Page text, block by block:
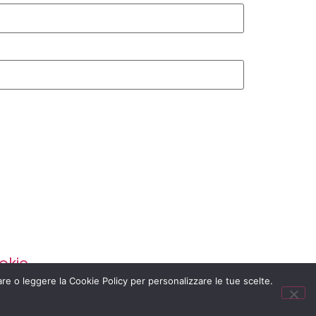
o leggere la Cookie Policy per personalizzare le tue scelte.